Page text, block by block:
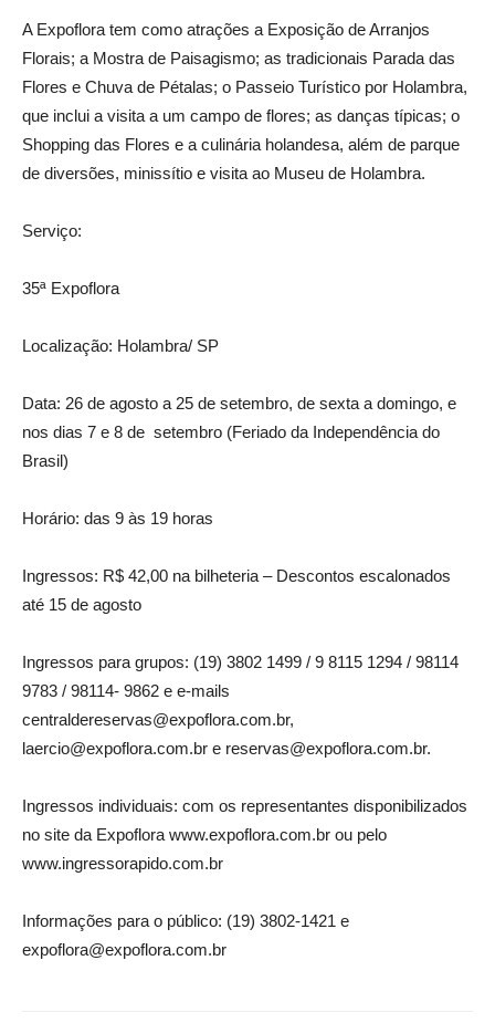
A Expoflora tem como atrações a Exposição de Arranjos
Florais; a Mostra de Paisagismo; as tradicionais Parada das
Flores e Chuva de Pétalas; o Passeio Turístico por Holambra,
que inclui a visita a um campo de flores; as danças típicas; o
Shopping das Flores e a culinária holandesa, além de parque
de diversões, minissítio e visita ao Museu de Holambra.
Serviço:
35ª Expoflora
Localização: Holambra/ SP
Data: 26 de agosto a 25 de setembro, de sexta a domingo, e
nos dias 7 e 8 de setembro (Feriado da Independência do
Brasil)
Horário: das 9 às 19 horas
Ingressos: R$ 42,00 na bilheteria – Descontos escalonados
até 15 de agosto
Ingressos para grupos: (19) 3802 1499 / 9 8115 1294 / 98114
9783 / 98114- 9862 e e-mails
centraldereservas@expoflora.com.br,
laercio@expoflora.com.br e reservas@expoflora.com.br.
Ingressos individuais: com os representantes disponibilizados
no site da Expoflora www.expoflora.com.br ou pelo
www.ingressorapido.com.br
Informações para o público: (19) 3802-1421 e
expoflora@expoflora.com.br